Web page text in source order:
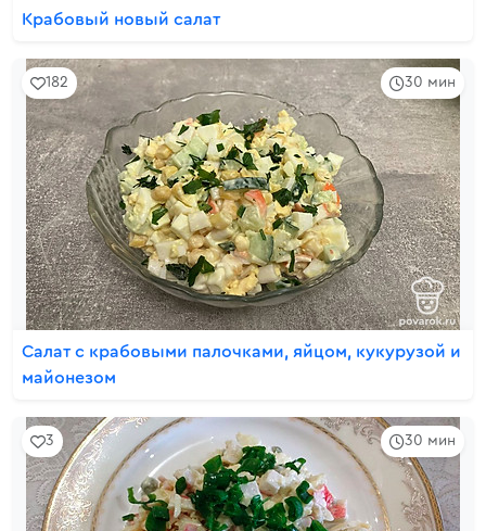
Крабовый новый салат
30 мин
182
Салат с крабовыми палочками, яйцом, кукурузой и
майонезом
30 мин
3